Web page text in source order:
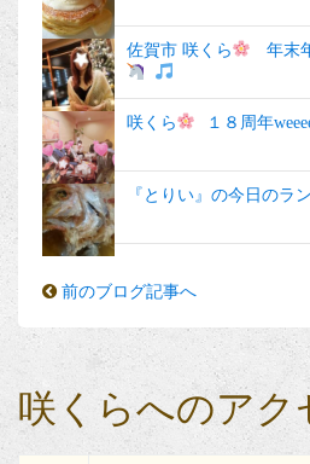
佐賀市 咲くら 年末
咲くら １８周年
『とりい』の今日のラ
前のブログ記事へ
咲くらへのアク